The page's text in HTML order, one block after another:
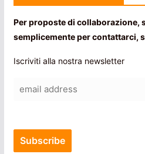
Per proposte di collaborazione,
semplicemente per contattarci,
Iscriviti alla nostra newsletter